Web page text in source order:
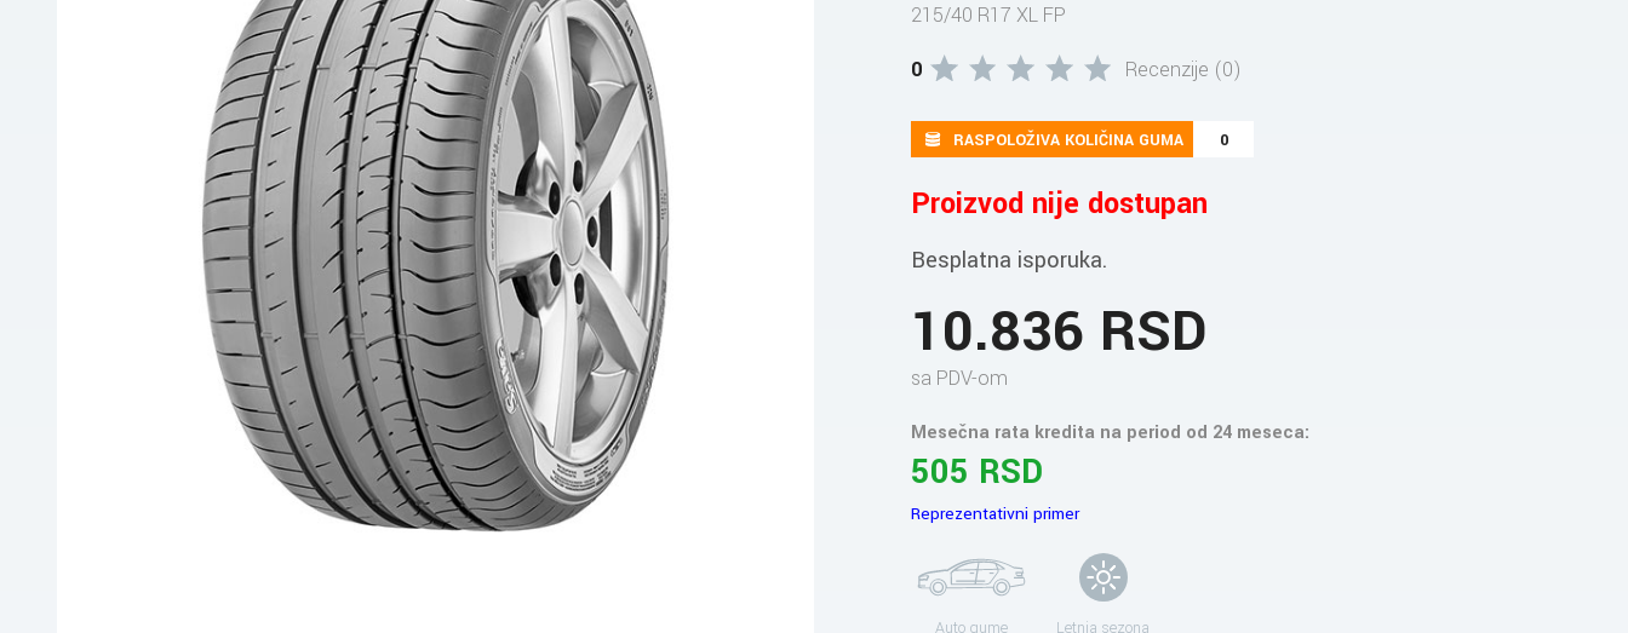
215/40 R17 XL FP
0
Recenzije (0)
RASPOLOŽIVA KOLIČINA GUMA 0
Proizvod nije dostupan
Besplatna isporuka.
10.836 RSD
sa PDV-om
Mesečna rata kredita na period od 24 meseca:
505 RSD
Reprezentativni primer
Auto gume Letnja sezona